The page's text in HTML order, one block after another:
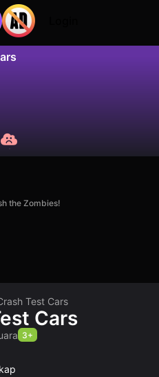
the Zombies!
Test Cars
Cars
3+